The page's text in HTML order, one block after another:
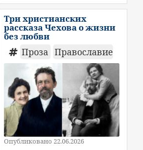
Три христианских
рассказа Чехова о жизни
без любви
Проза Православие
Опубликовано 22.06.2026